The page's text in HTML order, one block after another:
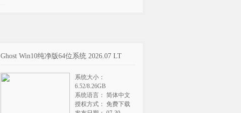
Ghost Win10纯净版64位系统 2026.07 LT
系统大小：
6.52/8.26GB
系统语言： 简体中文
授权方式： 免费下载